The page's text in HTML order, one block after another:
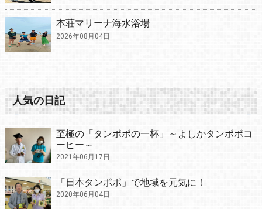
本荘マリーナ海水浴場
2026年08月04日
人気の日記
至極の「タンポポの一杯」～よしかタンポポコ
ーヒー～
2021年06月17日
「日本タンポポ」で地域を元気に！
2020年06月04日